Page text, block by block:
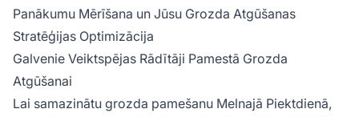
Panākumu Mērīšana un Jūsu Grozda Atgūšanas
Stratēģijas Optimizācija
Galvenie Veiktspējas Rādītāji Pamestā Grozda
Atgūšanai
Lai samazinātu grozda pamešanu Melnajā Piektdienā,